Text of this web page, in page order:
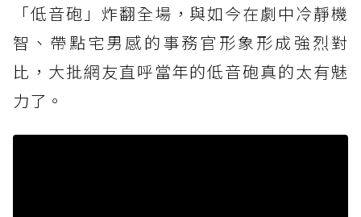
功用實力撕掉綜藝標籤
「低音砲」炸翻全場，與如今在劇中冷靜機
智、帶點宅男感的事務官形象形成強烈對
比，大批網友直呼當年的低音砲真的太有魅
力了。